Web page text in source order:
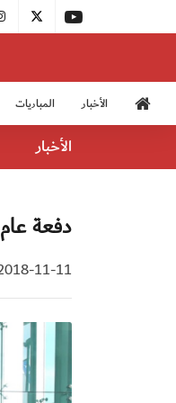
|
الأخبار المباريات
الأخبار
دفعة عام 2018 في أكاديمية الحكام تُشارك في النموذج
11-11 18:21